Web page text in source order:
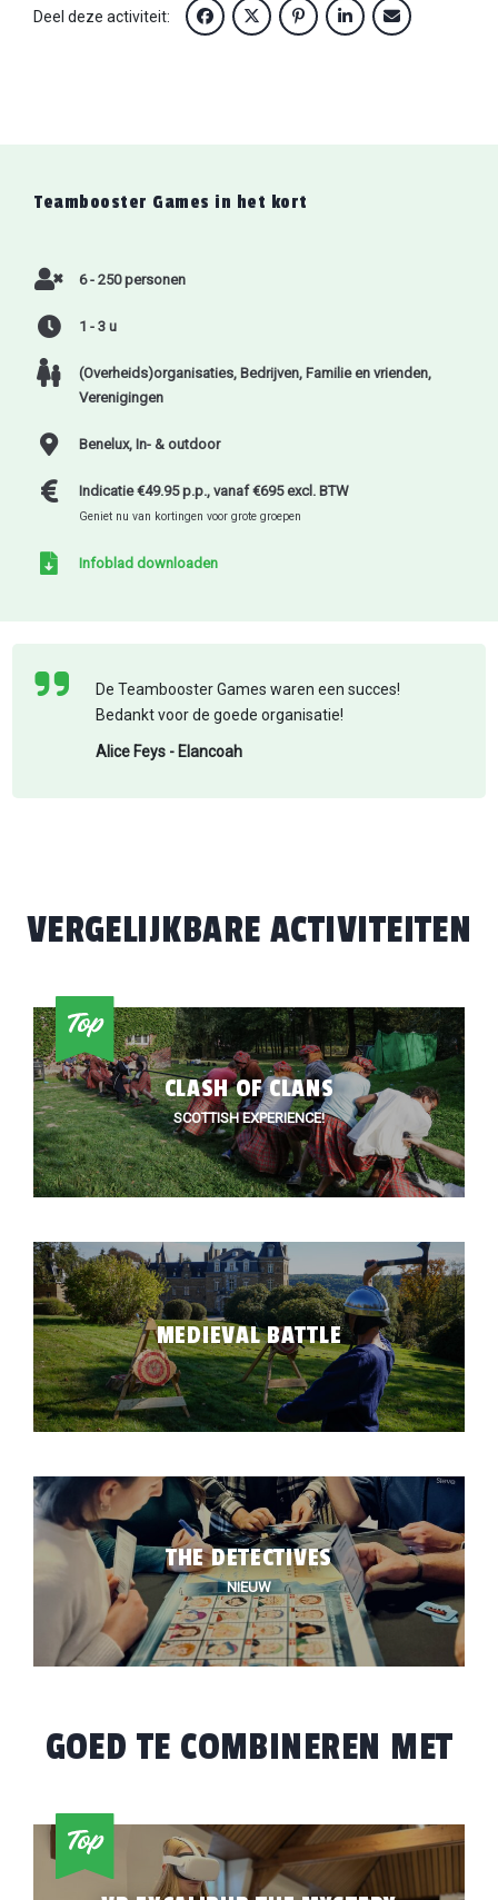
Deel deze activiteit:
Teambooster Games in het kort
6 - 250 personen
1 - 3 u
(Overheids)organisaties, Bedrijven, Familie en vrienden,
Verenigingen
Benelux, In- & outdoor
Indicatie €49.95 p.p., vanaf €695 excl. BTW
Geniet nu van kortingen voor grote groepen
Infoblad downloaden
De Teambooster Games waren een succes!
Bedankt voor de goede organisatie!
Alice Feys - Elancoah
VERGELIJKBARE ACTIVITEITEN
CLASH OF CLANS
SCOTTISH EXPERIENCE!
MEDIEVAL BATTLE
THE DETECTIVES
NIEUW
GOED TE COMBINEREN MET